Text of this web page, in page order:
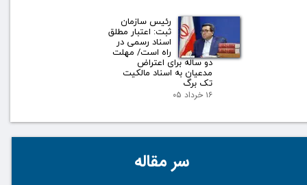
رئیس سازمان
ثبت: اعتبار مطلق
اسناد رسمی در
راه است/ مهلت
دو ساله برای اعتراض
مدعیان به اسناد مالکیت
تک برگ
۱۶ خرداد ۰۵
سر مقاله